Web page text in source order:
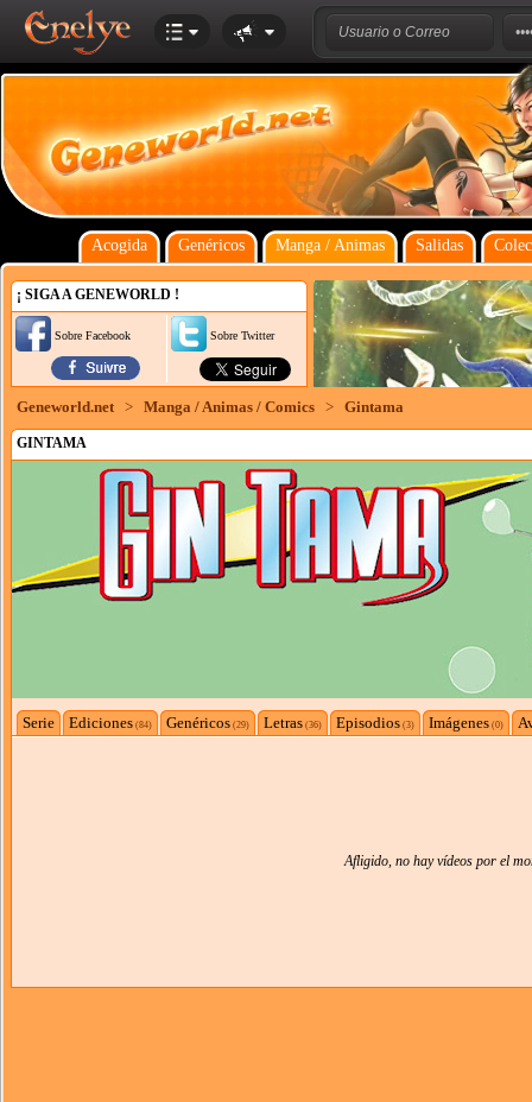
Acogida Genéricos Manga / Animas Salidas
¡ SIGA A GENEWORLD !
Sobre Facebook Sobre Twitter
Geneworld.net > Manga / Animas / Comics > Gintama
GINTAMA
Serie Ediciones (84) Genéricos (29) Letras (36) Episodios (3) Imágenes (0)
Afligido, no hay vídeos por el